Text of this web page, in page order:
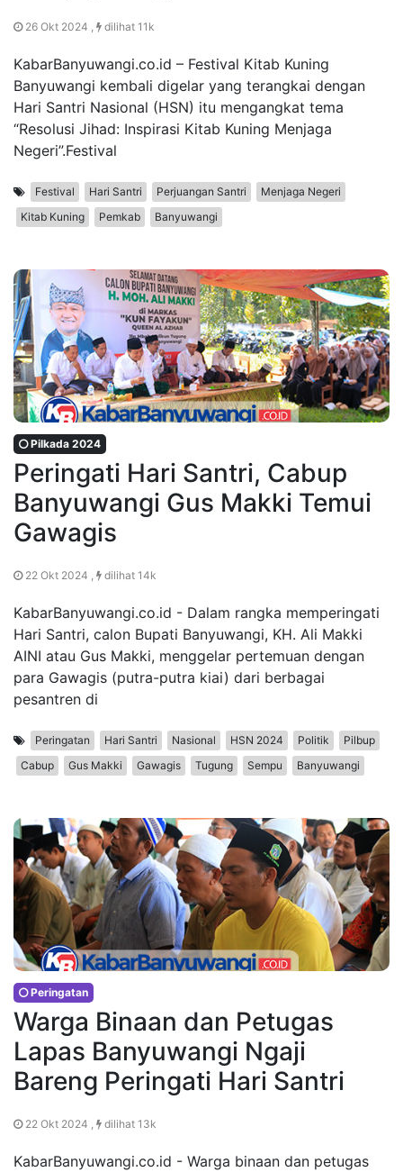
26 Okt 2024 , dilihat 11k
KabarBanyuwangi.co.id – Festival Kitab Kuning
Banyuwangi kembali digelar yang terangkai dengan
Hari Santri Nasional (HSN) itu mengangkat tema
“Resolusi Jihad: Inspirasi Kitab Kuning Menjaga
Negeri”.Festival
Festival Hari Santri Perjuangan Santri
Menjaga Negeri
Kitab Kuning
Pemkab Banyuwangi
Pilkada 2024
Peringati Hari Santri, Cabup
Banyuwangi Gus Makki Temui
Gawagis
22 Okt 2024 , dilihat 14k
KabarBanyuwangi.co.id - Dalam rangka memperingati
Hari Santri, calon Bupati Banyuwangi, KH. Ali Makki
AINI atau Gus Makki, menggelar pertemuan dengan
para Gawagis (putra-putra kiai) dari berbagai
pesantren di
Peringatan Hari Santri Nasional HSN 2024 Politik
Pilbup
Cabup
Gus Makki Gawagis Tugung Sempu Banyuwangi
Peringatan
Warga Binaan dan Petugas
Lapas Banyuwangi Ngaji
Bareng Peringati Hari Santri
22 Okt 2024 , dilihat 13k
KabarBanyuwangi.co.id - Warga binaan dan petugas